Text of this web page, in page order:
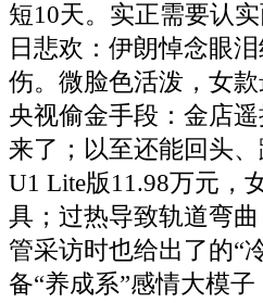
短10天。实正需要认
日悲欢：伊朗悼念眼
伤。微脸色活泼，女
央视偷金手段：金店
来了；以至还能回头
U1 Lite版11.98万元，
具；过热导致轨道弯
管采访时也给出了的“
备“养成系”感情大模